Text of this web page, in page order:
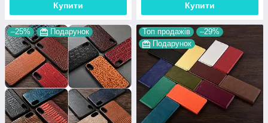
Купити Купити
–25% Подарунок Топ продажів
–29%
Подарунок